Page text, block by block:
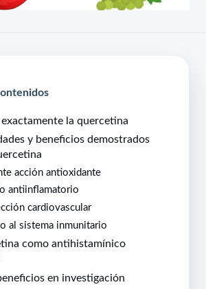
la quercetina
y beneficios demostrados
acción antioxidante
antiinflamatorio
cardiovascular
al sistema inmunitario
como antihistamínico
en investigación